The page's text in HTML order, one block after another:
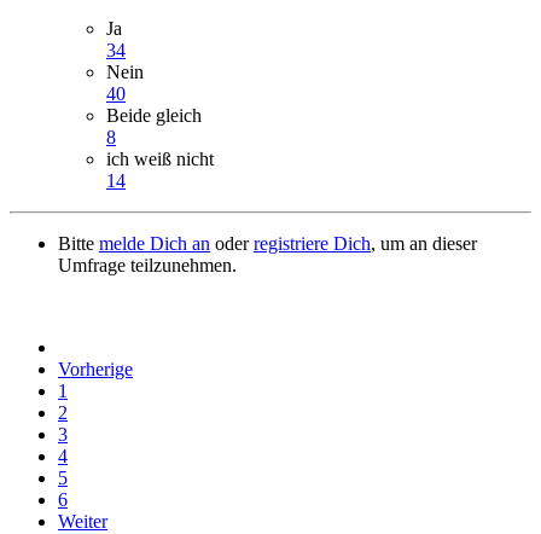
Ja
34
Nein
40
Beide gleich
8
ich weiß nicht
14
Bitte melde Dich an oderregistriere Dich, um an dieser
Umfrage teilzunehmen.
Vorherige
1
2
3
4
5
6
Weiter